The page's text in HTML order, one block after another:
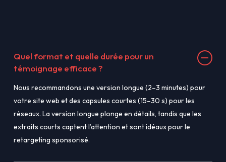
Quel format et quelle durée pour un
témoignage efficace ?
Nous recommandons une version longue (2–3 minutes) pour
votre site web et des capsules courtes (15–30 s) pour les
réseaux. La version longue plonge en détails, tandis que les
extraits courts captent l’attention et sont idéaux pour le
retargeting sponsorisé.